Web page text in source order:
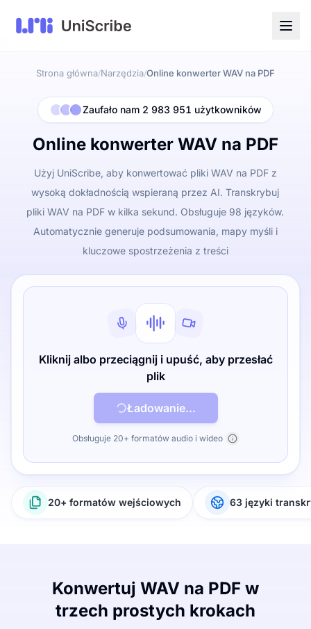
Strona główna/Narzędzia/Online konwerter WAV na PDF
Zaufało nam 2 983 951 użytkowników
Online konwerter WAV na PDF
Użyj UniScribe, aby konwertować pliki WAV na PDF z
wysoką dokładnością wspieraną przez AI. Transkrybuj
pliki WAV na PDF w kilka sekund. Obsługuje 98 języków.
Automatycznie generuje podsumowania, mapy myśli i
kluczowe spostrzeżenia z treści
Kliknij albo przeciągnij i upuść, aby przesłać
plik
Ładowanie...
Obsługuje 20+ formatów audio i wideo
20+ formatów wejściowych 63 języki
Konwertuj WAV na PDF w
trzech prostych krokach